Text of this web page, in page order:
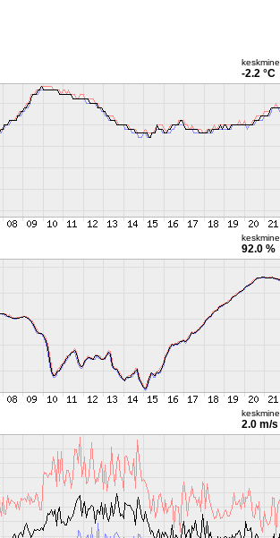
keskmine
-2.2 °C
keskmine
92.0 %
keskmine
2.0 m/s